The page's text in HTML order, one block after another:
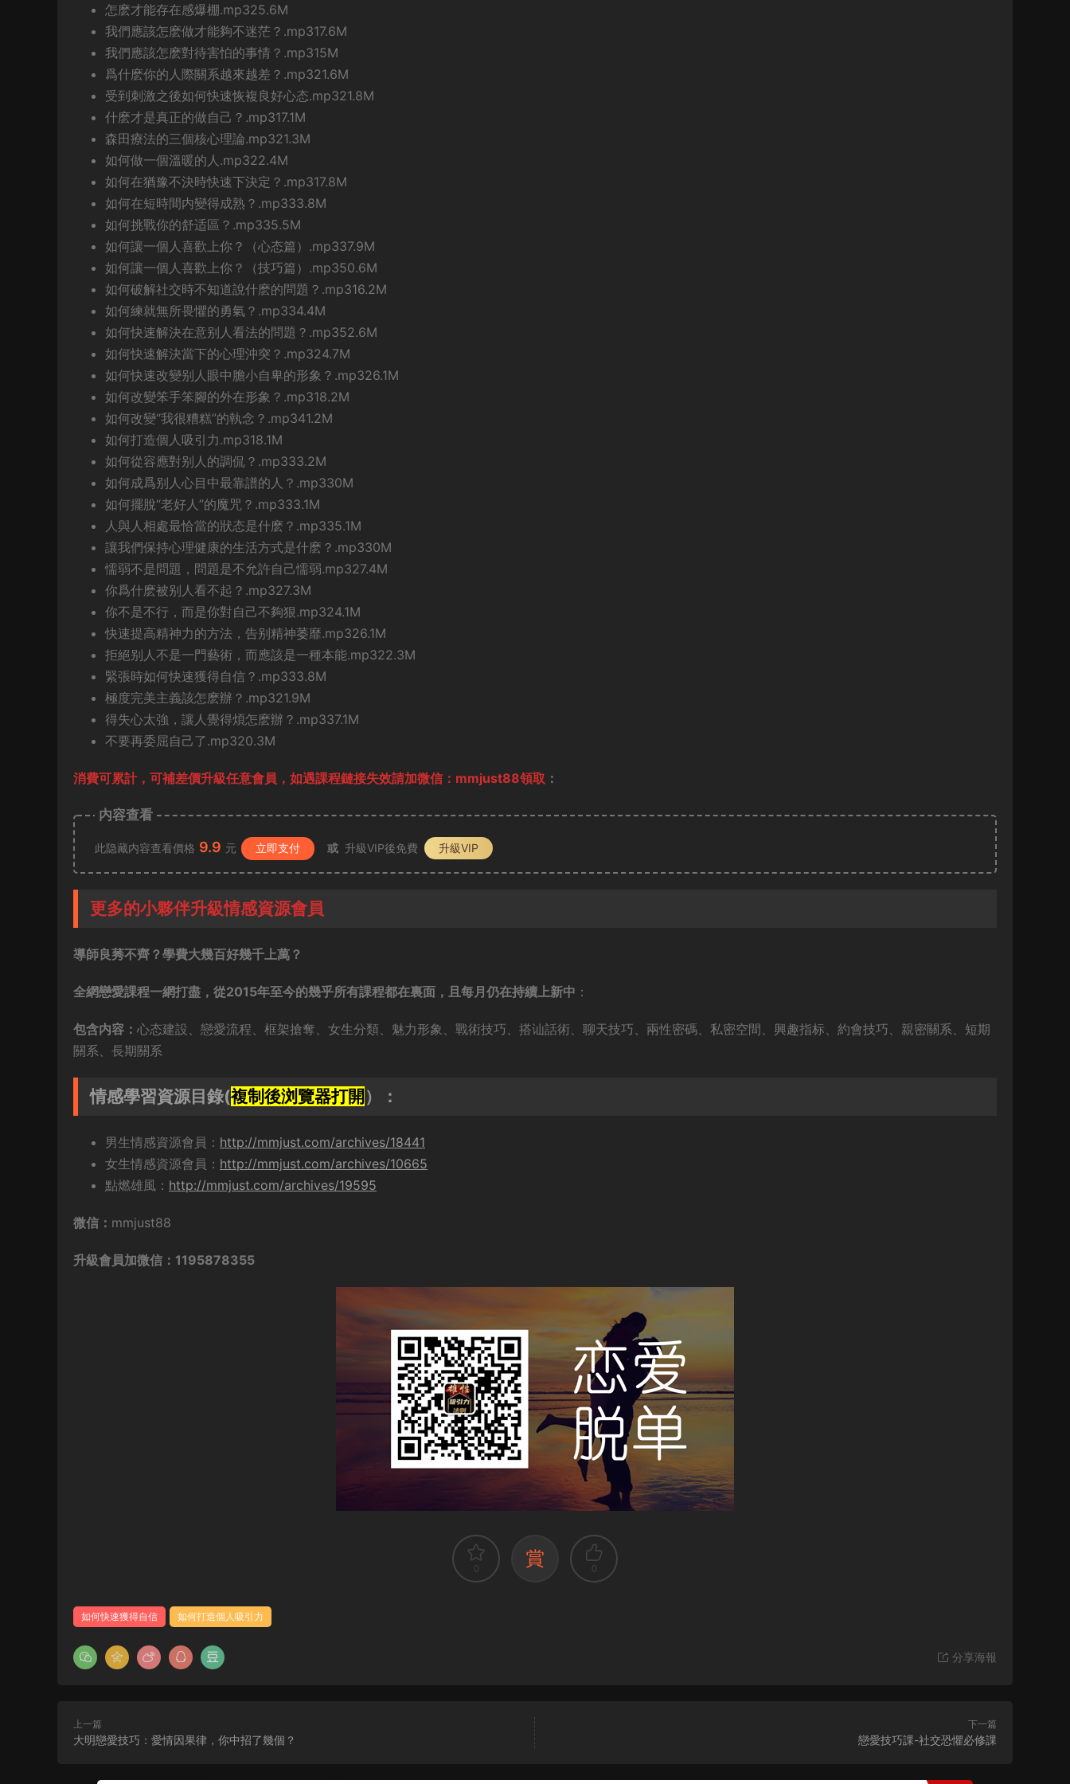
怎麽才能存在感爆棚.mp325.6M
我們應該怎麽做才能夠不迷茫？.mp317.6M
我們應該怎麽對待害怕的事情？.mp315M
爲什麽你的人際關系越來越差？.mp321.6M
受到刺激之後如何快速恢複良好心态.mp321.8M
什麽才是真正的做自己？.mp317.1M
森田療法的三個核心理論.mp321.3M
如何做一個溫暖的人.mp322.4M
如何在猶豫不決時快速下決定？.mp317.8M
如何在短時間内變得成熟？.mp333.8M
如何挑戰你的舒适區？.mp335.5M
如何讓一個人喜歡上你？（心态篇）.mp337.9M
如何讓一個人喜歡上你？（技巧篇）.mp350.6M
如何破解社交時不知道說什麽的問題？.mp316.2M
如何練就無所畏懼的勇氣？.mp334.4M
如何快速解決在意别人看法的問題？.mp352.6M
如何快速解決當下的心理沖突？.mp324.7M
如何快速改變别人眼中膽小自卑的形象？.mp326.1M
如何改變笨手笨腳的外在形象？.mp318.2M
如何改變“我很糟糕”的執念？.mp341.2M
如何打造個人吸引力.mp318.1M
如何從容應對别人的調侃？.mp333.2M
如何成爲别人心目中最靠譜的人？.mp330M
如何擺脫“老好人”的魔咒？.mp333.1M
人與人相處最恰當的狀态是什麽？.mp335.1M
讓我們保持心理健康的生活方式是什麽？.mp330M
懦弱不是問題，問題是不允許自己懦弱.mp327.4M
你爲什麽被别人看不起？.mp327.3M
你不是不行，而是你對自己不夠狠.mp324.1M
快速提高精神力的方法，告别精神萎靡.mp326.1M
拒絕别人不是一門藝術，而應該是一種本能.mp322.3M
緊張時如何快速獲得自信？.mp333.8M
極度完美主義該怎麽辦？.mp321.9M
得失心太強，讓人覺得煩怎麽辦？.mp337.1M
不要再委屈自己了.mp320.3M
消費可累計，可補差價升級任意會員， 如遇課程鏈接失效請加微信：mmjust88領取 ：
内容查看
此隐藏内容查看價格 9.9 元 立即支付 或 升級VIP後免費 升級VIP
更多的小夥伴升級情感資源會員
導師良莠不齊？學費大幾百好幾千上萬？
全網戀愛課程一網打盡，從2015年至今的幾乎所有課程都在裏面，且每月仍在持續上新中 ：
包含内容： 心态建設、戀愛流程、框架搶奪、女生分類、魅力形象、戰術技巧、搭讪話術、聊天技巧、兩性密碼、私密空間、興趣指标、約會技巧、親密關系、短期
關系、長期關系
情感學習資源目錄(複制後浏覽器打開 ）：
男生情感資源會員： http://mmjust.com/archives/18441
女生情感資源會員： http://mmjust.com/archives/10665
點燃雄風： http://mmjust.com/archives/19595
微信： mmjust88
升級會員加微信：1195878355
0 賞 0
如何快速獲得自信 如何打造個人吸引力
分享海報
上一篇
大明戀愛技巧：愛情因果律，你中招了幾個？
下一篇
戀愛技巧課-社交恐懼必修課